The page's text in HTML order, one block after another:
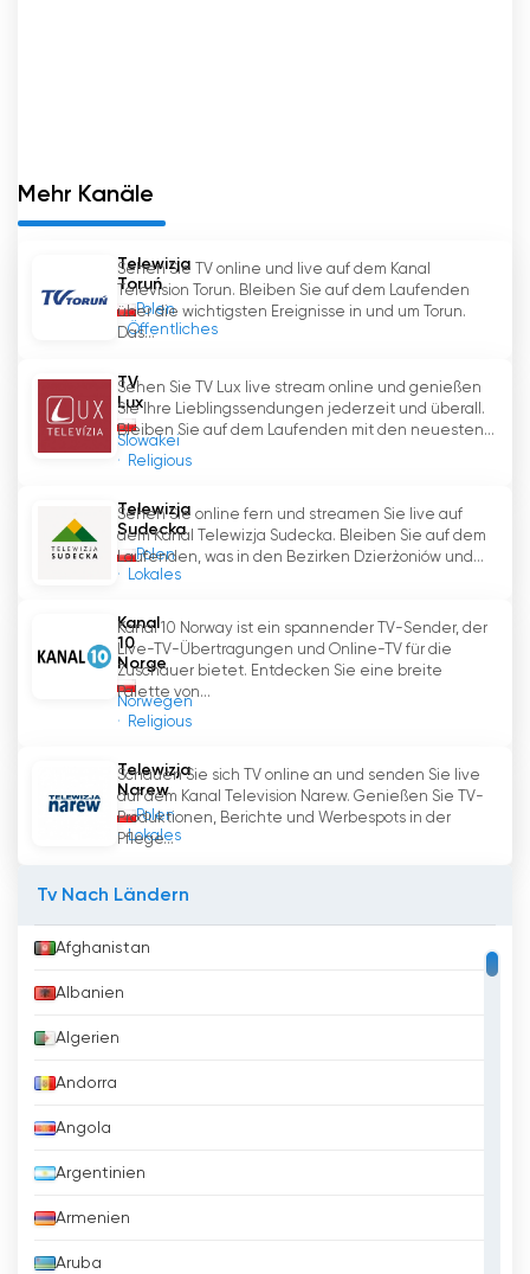
TV Trwam online fernsehen kostenlos
Mehr Kanäle
Telewizja
Toruń
Polen
Öffentliches
Sehen Sie TV online und live auf dem Kanal
Television Torun. Bleiben Sie auf dem Laufenden
über die wichtigsten Ereignisse in und um Torun.
Das...
TV
Lux
Slowakei
Religious
Sehen Sie TV Lux live stream online und genießen
Sie Ihre Lieblingssendungen jederzeit und überall.
Bleiben Sie auf dem Laufenden mit den neuesten...
Telewizja
Sudecka
Polen
Lokales
Sehen Sie online fern und streamen Sie live auf
dem Kanal Telewizja Sudecka. Bleiben Sie auf dem
Laufenden, was in den Bezirken Dzierżoniów und...
Kanal
10
Norge
Norwegen
Religious
Kanal 10 Norway ist ein spannender TV-Sender, der
Live-TV-Übertragungen und Online-TV für die
Zuschauer bietet. Entdecken Sie eine breite
Palette von...
Telewizja
Narew
Polen
Lokales
Schauen Sie sich TV online an und senden Sie live
auf dem Kanal Television Narew. Genießen Sie TV-
Produktionen, Berichte und Werbespots in der
Pflege...
Tv Nach Ländern
Afghanistan
Albanien
Algerien
Andorra
Angola
Argentinien
Armenien
Aruba